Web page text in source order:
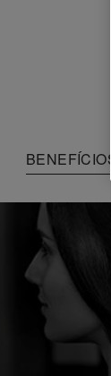
BENEFÍCIOS